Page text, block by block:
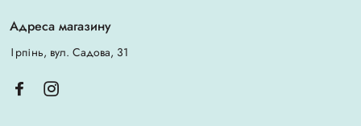
Адреса магазину
Ірпінь, вул. Садова, 31